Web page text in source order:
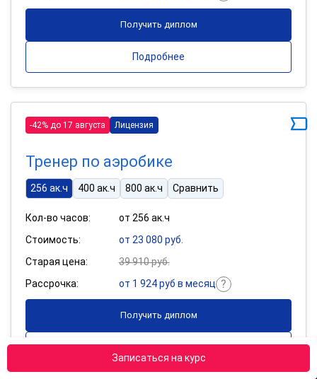
Записаться на курс
Получить диплом
Подробнее
-42% до 17 августа Лицензия
Тренер по аэробике
256 ак.ч 400 ак.ч 800 ак.ч Сравнить
Кол-во часов:
от 256 ак.ч
Стоимость:
от 23 080 руб.
Старая цена:
39 910 руб.
Рассрочка:
от 1 924 руб в месяц
Получить диплом
Подробнее